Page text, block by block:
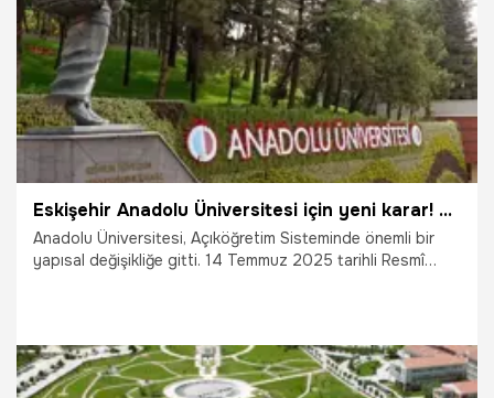
1.08.2025 Gündem
Eskişehir Anadolu Üniversitesi için yeni karar! Açıköğretimde resmen değişti
Anadolu Üniversitesi, Açıköğretim Sisteminde önemli bir
yapısal değişikliğe gitti. 14 Temmuz 2025 tarihli Resmî
birleştirildi. Bu değişim, Açıköğretim Programlarının
sürdürülebilirliğini ve verimliliğini arttıracak.